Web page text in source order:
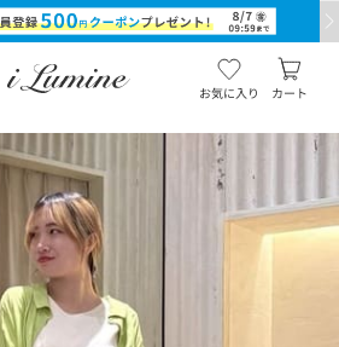
お気に入り カート